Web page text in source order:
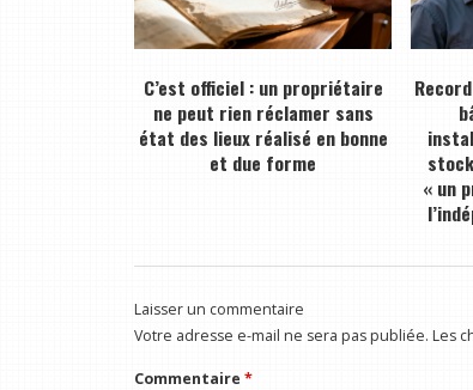
C’est officiel : un propriétaire
ne peut rien réclamer sans
état des lieux réalisé en bonne
et due forme
« un
Laisser un commentaire
Votre adresse e-mail ne sera pas publiée. Les
Commentaire *